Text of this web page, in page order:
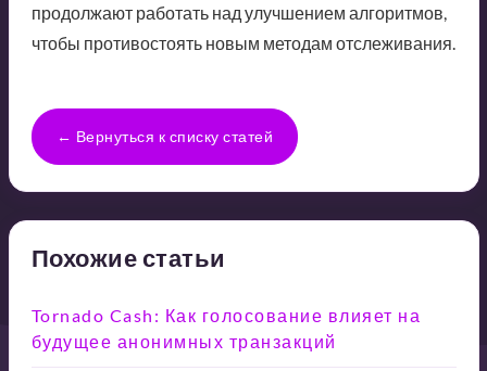
продолжают работать над улучшением алгоритмов,
чтобы противостоять новым методам отслеживания.
← Вернуться к списку статей
Похожие статьи
Tornado Cash: Как голосование влияет на
будущее анонимных транзакций